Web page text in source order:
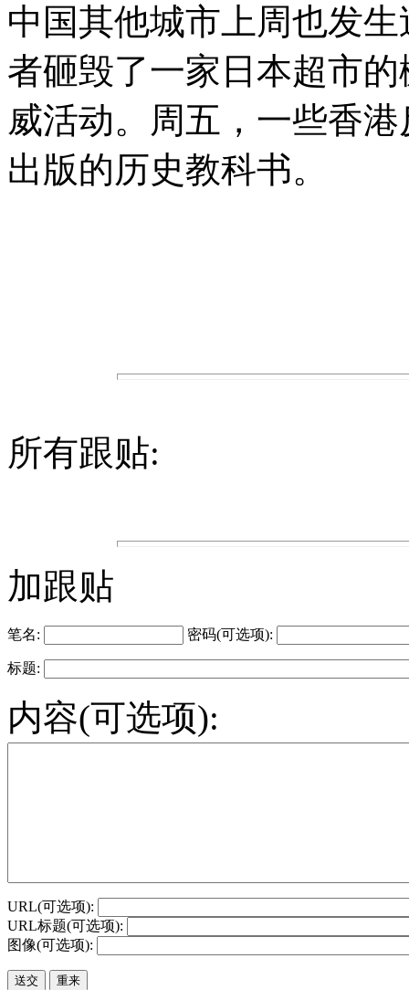
中国其他城市上周也发
者砸毁了一家日本超市
威活动。周五，一些香
出版的历史教科书。
所有跟贴:
加跟贴
笔名: 密码(可选项):
标题:
内容(可选项):
URL(可选项):
URL标题(可选项):
图像(可选项):